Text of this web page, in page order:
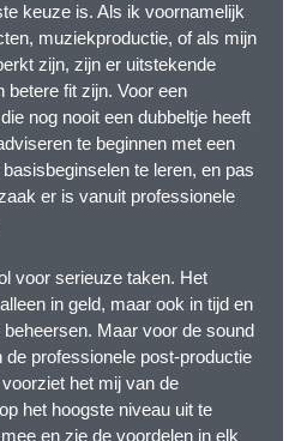
keuze is. Als ik voornamelijk
muziekproductie, of als mijn
zijn, zijn er uitstekende
betere fit zijn. Voor een
nog nooit een dubbeltje heeft
te beginnen met een
te leren, en pas
er is vanuit professionele
voor serieuze taken. Het
in geld, maar ook in tijd en
Maar voor de sound
professionele post-productie
het mij van de
het hoogste niveau uit te
en zie de voordelen in elk